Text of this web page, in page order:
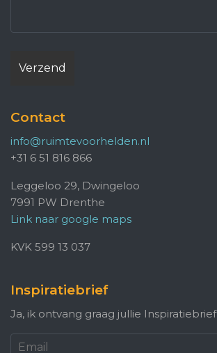
Contact
info@ruimtevoorhelden.nl
+31 6 51 816 866
Leggeloo 29, Dwingeloo
7991 PW Drenthe
Link naar google maps
KVK 599 13 037
Inspiratiebrief
Ja, ik ontvang graag jullie Inspiratiebrief